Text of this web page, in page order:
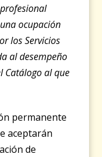
ocupación
los Servicios
al desempeño
Catálogo al que
permanente
aceptarán
de